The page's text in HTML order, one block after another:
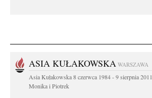
ASIA KUŁAKOWSKA WARSZAWA
Asia Kułakowska 8 czerwca 1984 - 9 sierpnia 2011
Monika i Piotrek